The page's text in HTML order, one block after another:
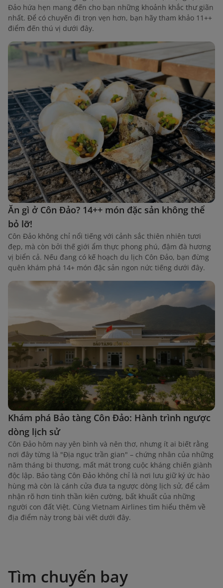
Đảo hứa hẹn mang đến cho bạn những khoảnh khắc thư giãn
nhất. Để có chuyến đi trọn vẹn hơn, bạn hãy tham khảo 11++
điểm đến thú vị dưới đây.
Ăn gì ở Côn Đảo? 14++ món đặc sản không thể
bỏ lỡ!
Côn Đảo không chỉ nổi tiếng với cảnh sắc thiên nhiên tươi
đẹp, mà còn bởi thế giới ẩm thực phong phú, đậm đà hương
vị biển cả. Nếu đang có kế hoạch du lịch Côn Đảo, bạn đừng
quên khám phá 14+ món đặc sản ngon nức tiếng dưới đây.
Khám phá Bảo tàng Côn Đảo: Hành trình ngược
dòng lịch sử
Côn Đảo hôm nay yên bình và nên thơ, nhưng ít ai biết rằng
nơi đây từng là "Địa ngục trần gian" – chứng nhân của những
năm tháng bi thương, mất mát trong cuộc kháng chiến giành
độc lập. Bảo tàng Côn Đảo không chỉ là nơi lưu giữ ký ức hào
hùng mà còn là cánh cửa đưa ta ngược dòng lịch sử, để cảm
nhận rõ hơn tinh thần kiên cường, bất khuất của những
người con đất Việt. Cùng Vietnam Airlines tìm hiểu thêm về
địa điểm này trong bài viết dưới đây.
Tìm chuyến bay